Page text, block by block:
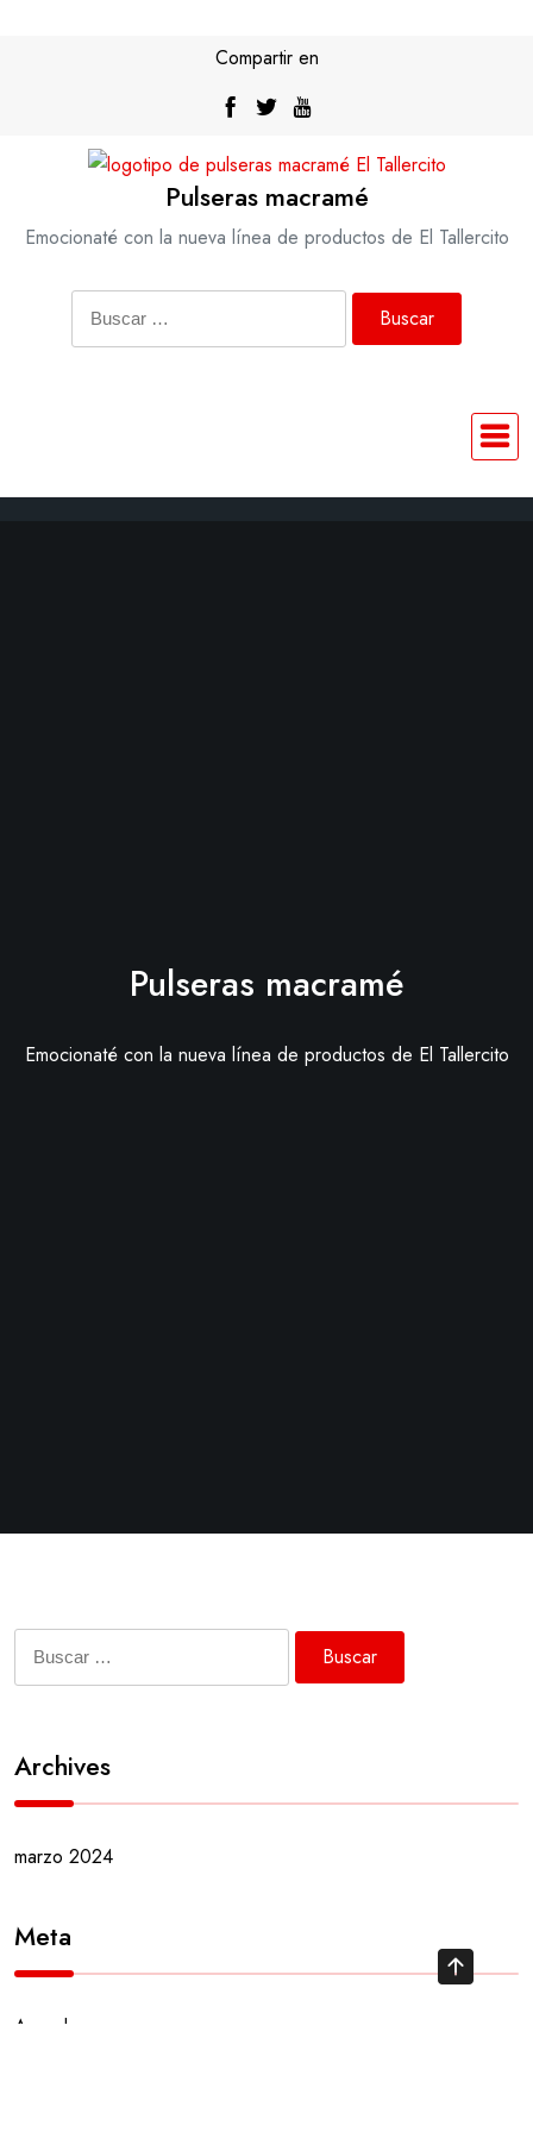
Compartir en
Pulseras macramé
Emocionaté con la nueva línea de productos de El Tallercito
Buscar:
Pulseras macramé
Emocionaté con la nueva línea de productos de El Tallercito
Buscar:
Archives
marzo 2024
Meta
Acceder